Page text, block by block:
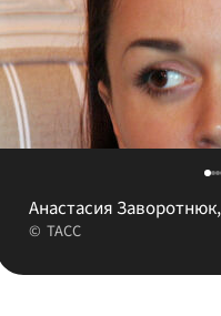
Анастасия
ТАСС